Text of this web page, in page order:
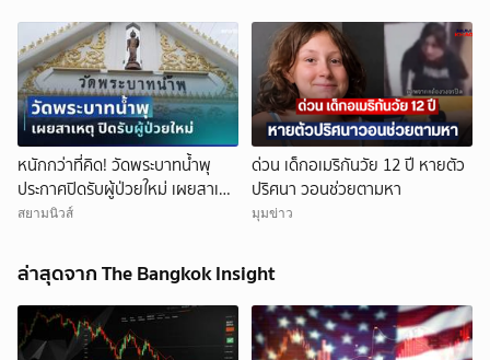
หนักกว่าที่คิด! วัดพระบาทน้ำพุ
ประกาศปิดรับผู้ป่วยใหม่ เผยสาเหตุ
สุดสะเทือนใจ
สยามนิวส์
ด่วน เด็กอเมริกันวัย 12 ปี หายตัว
ปริศนา วอนช่วยตามหา
มุมข่าว
ล่าสุดจาก The Bangkok Insight